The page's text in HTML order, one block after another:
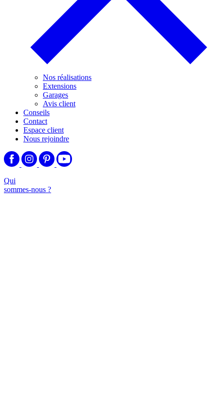
Nos réalisations
Extensions
Garages
Avis client
Conseils
Contact
Espace client
Nous rejoindre
Qui
sommes-nous ?